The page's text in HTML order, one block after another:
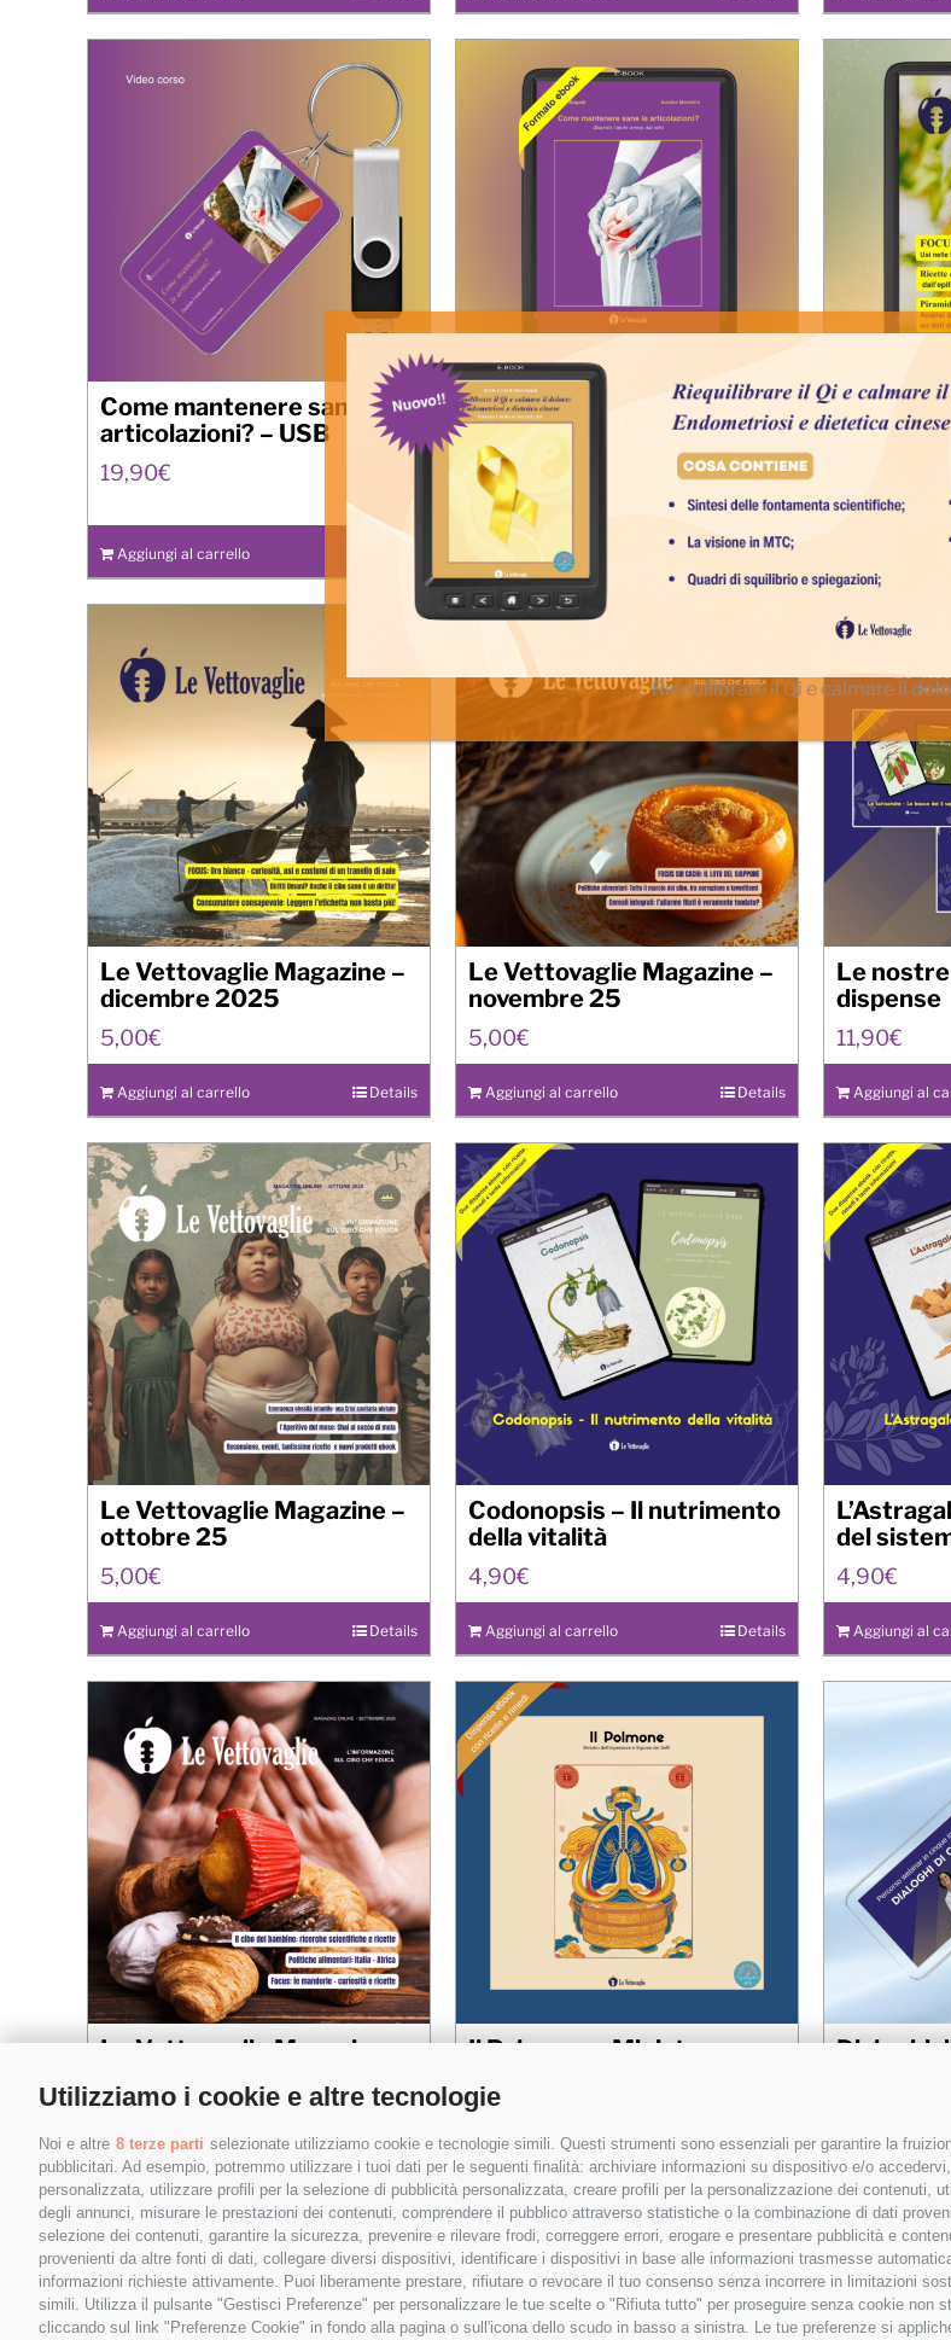
Utilizziamo i cookie e altre tecnologie
Noi e altre 8 terze parti selezionate utilizziamo cookie e tecnologie simili. Questi strumenti sono essenziali per garantire la
pubblicitari. Ad esempio, potremmo utilizzare i tuoi dati per le seguenti finalità: archiviare informazioni su dispositivo e/o
personalizzata, utilizzare profili per la selezione di pubblicità personalizzata, creare profili per la personalizzazione dei contenuti,
degli annunci, misurare le prestazioni dei contenuti, comprendere il pubblico attraverso statistiche o la combinazione di dati
selezione dei contenuti, garantire la sicurezza, prevenire e rilevare frodi, correggere errori, erogare e presentare pubblicità e
provenienti da altre fonti di dati, collegare diversi dispositivi, identificare i dispositivi in base alle informazioni trasmesse
informazioni richieste attivamente. Puoi liberamente prestare, rifiutare o revocare il tuo consenso senza incorrere in limitazioni
simili. Utilizza il pulsante "Gestisci Preferenze" per personalizzare le tue scelte o "Rifiuta tutto" per proseguire senza cookie non
cliccando sul link "Preferenze Cookie" in fondo alla pagina o sull'icona dello scudo in basso a sinistra. Le tue preferenze si
Come mantenere sane le
articolazioni? – USB
19,90€
Aggiungi al carrello
Come mantenere sane le
articolazioni?
9,90€
Aggiungi al carrello Details
Le
gennaio
Le Vettovaglie Magazine –
dicembre 2025
5,00€
Aggiungi al carrello Details
Le Vettovaglie Magazine –
novembre 25
5,00€
Aggiungi al carrello Details
Le
dispense
11,90€
Aggiungi al
Le Vettovaglie Magazine –
ottobre 25
5,00€
Aggiungi al carrello Details
Codonopsis – Il nutrimento
della vitalità
4,90€
Aggiungi al carrello Details
del
4,90€
Aggiungi al
Le Vettovaglie Magazine –
Aggiungi al carrello Details
Il Polmone – Ministro
dei Soffi
5,00€
Aggiungi al carrello Details
Dialoghi
Aggiungi al
Riequilibrare il Qi e calmare il
Nome*
Email*